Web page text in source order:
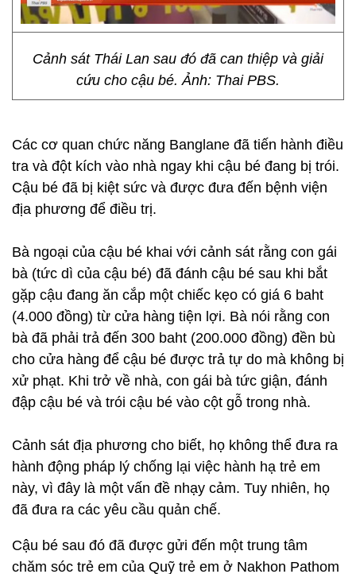
Cảnh sát Thái Lan sau đó đã can thiệp và giải
cứu cho cậu bé. Ảnh: Thai PBS.
Các cơ quan chức năng Banglane đã tiến hành điều
tra và đột kích vào nhà ngay khi cậu bé đang bị trói.
Cậu bé đã bị kiệt sức và được đưa đến bệnh viện
địa phương để điều trị.
Bà ngoại của cậu bé khai với cảnh sát rằng con gái
bà (tức dì của cậu bé) đã đánh cậu bé sau khi bắt
gặp cậu đang ăn cắp một chiếc kẹo có giá 6 baht
(4.000 đồng) từ cửa hàng tiện lợi. Bà nói rằng con
bà đã phải trả đến 300 baht (200.000 đồng) đền bù
cho cửa hàng để cậu bé được trả tự do mà không bị
xử phạt. Khi trở về nhà, con gái bà tức giận, đánh
đập cậu bé và trói cậu bé vào cột gỗ trong nhà.
Cảnh sát địa phương cho biết, họ không thể đưa ra
hành động pháp lý chống lại việc hành hạ trẻ em
này, vì đây là một vấn đề nhạy cảm. Tuy nhiên, họ
đã đưa ra các yêu cầu quản chế.
Cậu bé sau đó đã được gửi đến một trung tâm
chăm sóc trẻ em của Quỹ trẻ em ở Nakhon Pathom